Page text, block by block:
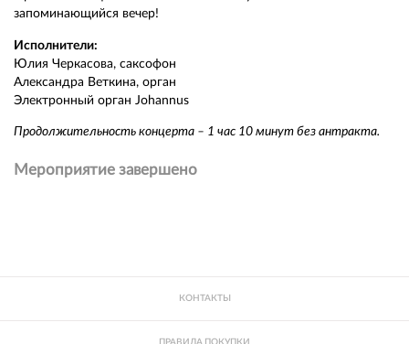
запоминающийся вечер!
Исполнители:
Юлия Черкасова, саксофон
Александра Веткина, орган
Электронный орган Johannus
Продолжительность концерта – 1 час 10 минут без антракта.
Мероприятие завершено
КОНТАКТЫ
ПРАВИЛА ПОКУПКИ